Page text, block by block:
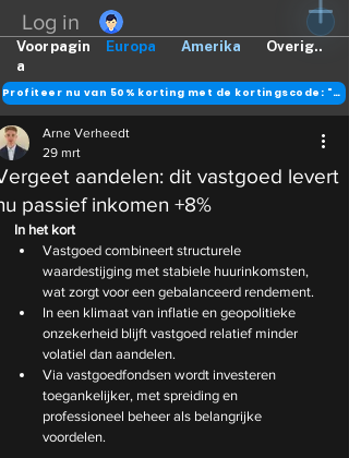
Log in
Europa Amerika Overig..
Voorpagin
a
Profiteer nu van 50% korting met de kortingscode: "DANK"
aandelen: dit vastgoed levert
passief inkomen +8%
Arne Verheedt
29 mrt
In het kort
Vastgoed combineert structurele
waardestijging met stabiele huurinkomsten,
wat zorgt voor een gebalanceerd rendement.
In een klimaat van inflatie en geopolitieke
onzekerheid blijft vastgoed relatief minder
volatiel dan aandelen.
Via vastgoedfondsen wordt investeren
toegankelijker, met spreiding en
professioneel beheer als belangrijke
voordelen.